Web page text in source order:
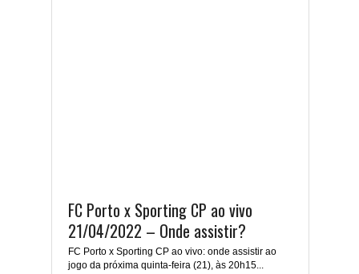
FC Porto x Sporting CP ao vivo
21/04/2022 – Onde assistir?
FC Porto x Sporting CP ao vivo: onde assistir ao
jogo da próxima quinta-feira (21), às 20h15...